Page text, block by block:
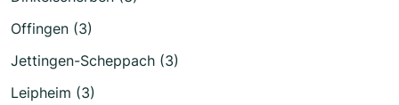
Offingen (3)
Jettingen-Scheppach (3)
Leipheim (3)